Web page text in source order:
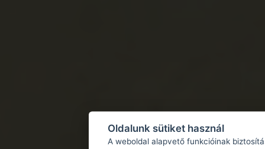
Oldalunk sütiket használ
A weboldal alapvető funkcióinak